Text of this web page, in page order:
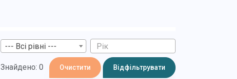
--- Всі рівні ---
Знайдено: 0 Очистити Відфільтрувати